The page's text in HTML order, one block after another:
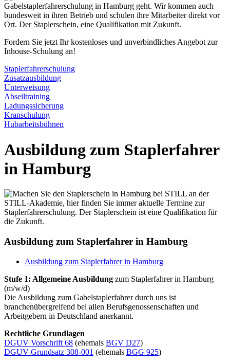
Fordern Sie jetzt Ihr kostenloses und unverbindliches Angebot zur
Inhouse-Schulung an!
Staplerfahrerschulung
Zusatzausbildung
Unterweisung
Abseiltraining
Ladungssicherung
Kranschulung
Hubarbeitsbühnen
Ausbildung zum Staplerfahrer
in Hamburg
Ausbildung zum Staplerfahrer in Hamburg
Ausbildung zum Staplerfahrer in Hamburg
Stufe 1: Allgemeine Ausbildung zum Staplerfahrer in Hamburg
(m/w/d)
Die Ausbildung zum Gabelstaplerfahrer durch uns ist
branchenübergreifend bei allen Berufsgenossenschaften und
Arbeitgebern in Deutschland anerkannt.
Rechtliche Grundlagen
DGUV Vorschrift 68 (ehemals BGV D27)
DGUV Grundsatz 308-001 (ehemals BGG 925)